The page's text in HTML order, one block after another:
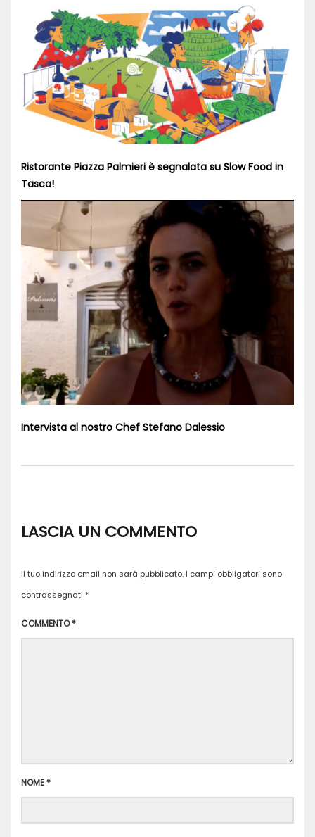
Ristorante Piazza Palmieri è segnalata su Slow Food in
Tasca!
Intervista al nostro Chef Stefano Dalessio
LASCIA UN COMMENTO
Il tuo indirizzo email non sarà pubblicato. I campi obbligatori sono
contrassegnati *
COMMENTO*
NOME*